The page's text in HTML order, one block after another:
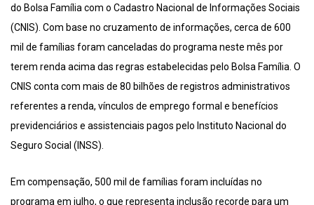
do Bolsa Família com o Cadastro Nacional de Informações Sociais
(CNIS). Com base no cruzamento de informações, cerca de 600
mil de famílias foram canceladas do programa neste mês por
terem renda acima das regras estabelecidas pelo Bolsa Família. O
CNIS conta com mais de 80 bilhões de registros administrativos
referentes a renda, vínculos de emprego formal e benefícios
previdenciários e assistenciais pagos pelo Instituto Nacional do
Seguro Social (INSS).
Em compensação, 500 mil de famílias foram incluídas no
programa em julho, o que representa inclusão recorde para um